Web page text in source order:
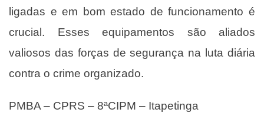
ligadas e em bom estado de funcionamento é
crucial. Esses equipamentos são aliados
valiosos das forças de segurança na luta diária
contra o crime organizado.
PMBA – CPRS – 8ªCIPM – Itapetinga